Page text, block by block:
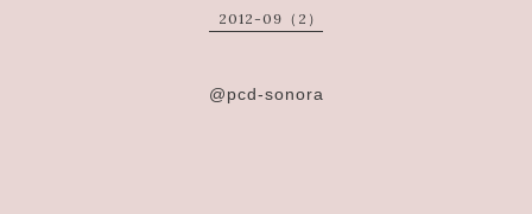
2012-09（2）
@pcd-sonora